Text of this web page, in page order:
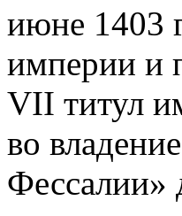
июне 1403
империи и
VII титул
во
Фессалии»